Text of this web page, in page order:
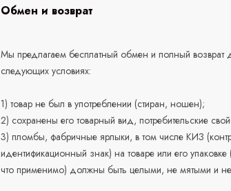
Обмен и возврат
Мы предлагаем бесплатный обмен и полный возврат
следующих условиях:
1) товар не был в употреблении (стиран, ношен);
2) сохранены его товарный вид, потребительские
3) пломбы, фабричные ярлыки, в том числе КИЗ
идентификационный знак) на товаре или его упаковке
что применимо) должны быть целыми, не мятыми и